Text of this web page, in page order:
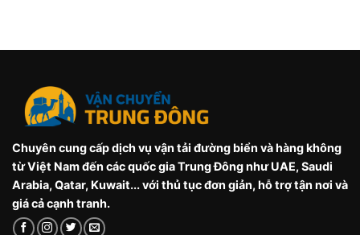
Chuyên cung cấp dịch vụ vận tải đường biển và hàng không
từ Việt Nam đến các quốc gia Trung Đông như UAE, Saudi
Arabia, Qatar, Kuwait... với thủ tục đơn giản, hỗ trợ tận nơi và
giá cả cạnh tranh.